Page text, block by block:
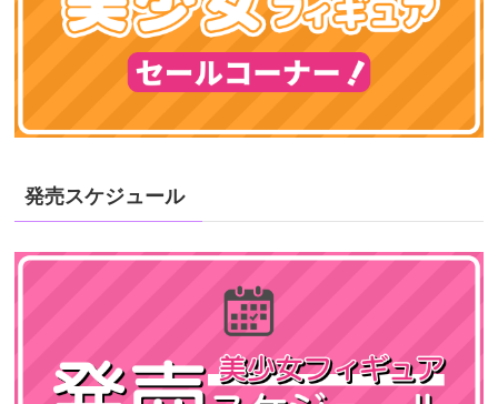
発売スケジュール